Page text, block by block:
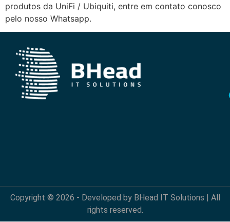
produtos da UniFi / Ubiquiti, entre em contato conosco
pelo nosso Whatsapp.
Copyright © 2026 - Developed by BHead IT Solutions | All
rights reserved.